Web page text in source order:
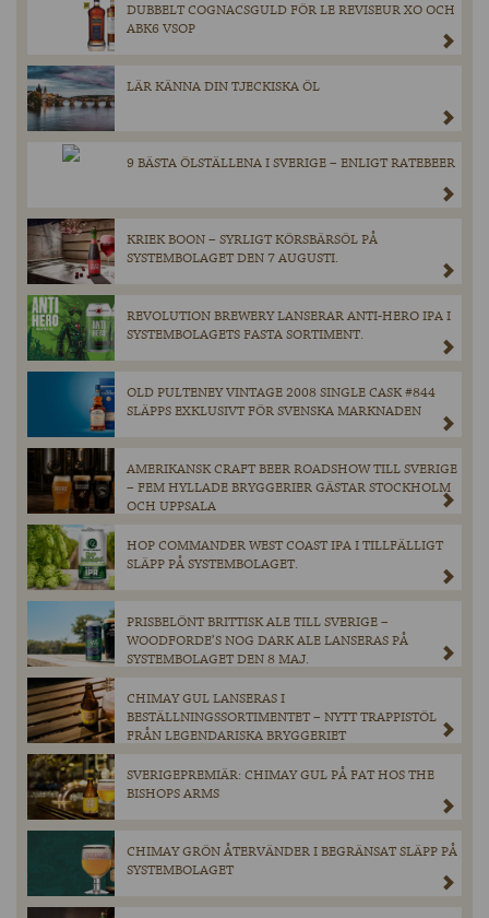
DUBBELT COGNACSGULD FÖR LE REVISEUR XO OCH
ABK6 VSOP
LÄR KÄNNA DIN TJECKISKA ÖL
9 BÄSTA ÖLSTÄLLENA I SVERIGE – ENLIGT RATEBEER
KRIEK BOON – SYRLIGT KÖRSBÄRSÖL PÅ
SYSTEMBOLAGET DEN 7 AUGUSTI.
REVOLUTION BREWERY LANSERAR ANTI-HERO IPA I
SYSTEMBOLAGETS FASTA SORTIMENT.
OLD PULTENEY VINTAGE 2008 SINGLE CASK #844
SLÄPPS EXKLUSIVT FÖR SVENSKA MARKNADEN
AMERIKANSK CRAFT BEER ROADSHOW TILL SVERIGE
– FEM HYLLADE BRYGGERIER GÄSTAR STOCKHOLM
OCH UPPSALA
HOP COMMANDER WEST COAST IPA I TILLFÄLLIGT
SLÄPP PÅ SYSTEMBOLAGET.
PRISBELÖNT BRITTISK ALE TILL SVERIGE –
WOODFORDE’S NOG DARK ALE LANSERAS PÅ
SYSTEMBOLAGET DEN 8 MAJ.
CHIMAY GUL LANSERAS I
BESTÄLLNINGSSORTIMENTET – NYTT TRAPPISTÖL
FRÅN LEGENDARISKA BRYGGERIET
SVERIGEPREMIÄR: CHIMAY GUL PÅ FAT HOS THE
BISHOPS ARMS
CHIMAY GRÖN ÅTERVÄNDER I BEGRÄNSAT SLÄPP PÅ
SYSTEMBOLAGET